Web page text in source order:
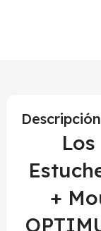
Descripción
+